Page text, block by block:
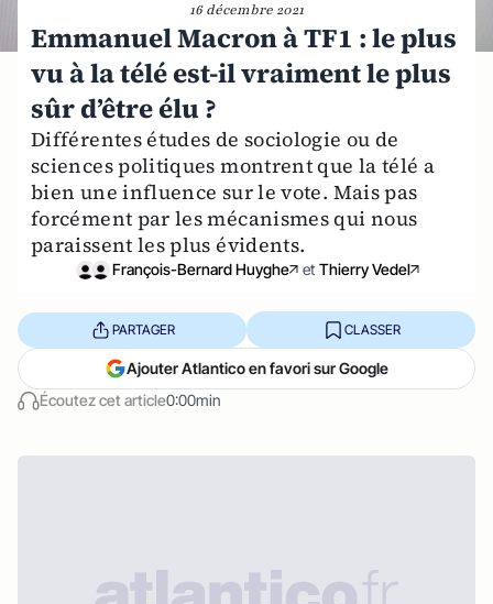
16 décembre 2021
Emmanuel Macron à TF1 : le plus
vu à la télé est-il vraiment le plus
sûr d’être élu ?
Différentes études de sociologie ou de
sciences politiques montrent que la télé a
bien une influence sur le vote. Mais pas
forcément par les mécanismes qui nous
paraissent les plus évidents.
François-Bernard Huyghe et Thierry Vedel
Écoutez cet article0:00min
PARTAGER CLASSER
Ajouter Atlantico en favori sur Google